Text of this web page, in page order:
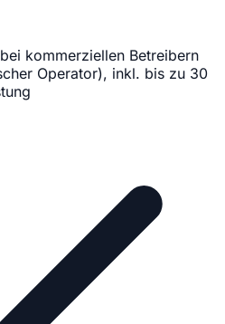
kommerziellen Betreibern
Operator), inkl. bis zu 30